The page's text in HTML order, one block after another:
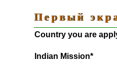
Первый
Country you are
Indian Mission*